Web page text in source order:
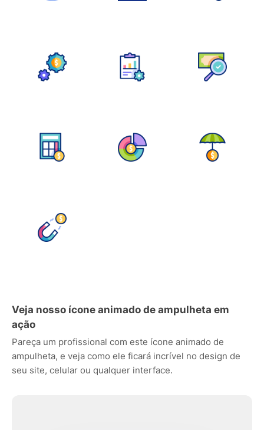
Veja nosso ícone animado de ampulheta em
ação
Pareça um profissional com este ícone animado de
ampulheta, e veja como ele ficará incrível no design de
seu site, celular ou qualquer interface.